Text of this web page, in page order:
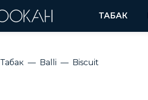
ТАБАК
Табак Balli Biscuit